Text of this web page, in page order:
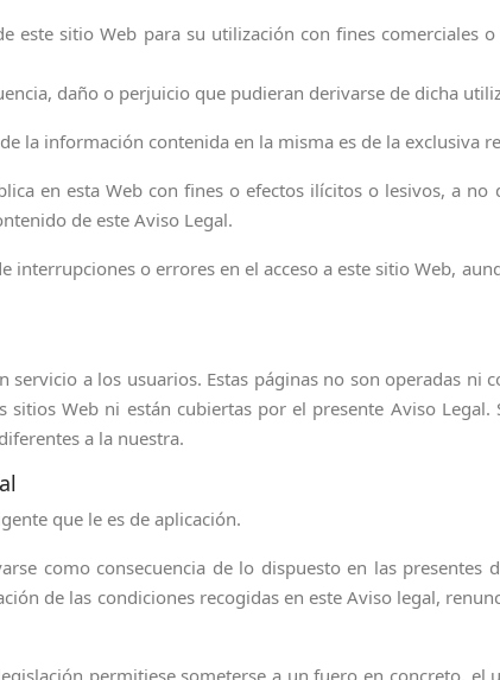
este sitio Web para su utilización con fines comerciales
daño o perjuicio que pudieran derivarse de dicha
la información contenida en la misma es de la exclusiva
en esta Web con fines o efectos ilícitos o lesivos, a
de este Aviso Legal.
interrupciones o errores en el acceso a este sitio Web,
a los usuarios. Estas páginas no son operadas ni
Web ni están cubiertas por el presente Aviso Legal.
a la nuestra.
que le es de aplicación.
como consecuencia de lo dispuesto en las presentes
de las condiciones recogidas en este Aviso legal,
permitiese someterse a un fuero en concreto, el